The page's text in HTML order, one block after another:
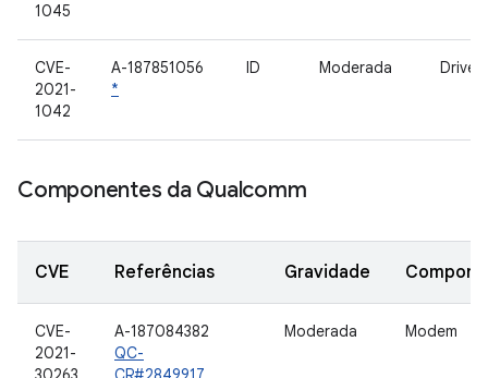
1045
CVE-
2021-
1042
A-187851056
*
ID Moderada Driver
Componentes da Qualcomm
CVE Referências Gravidade
CVE-
2021-
A-187084382
QC-
Moderada Modem